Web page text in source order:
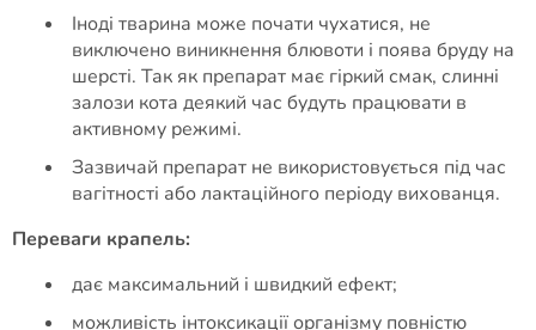
Іноді тварина може почати чухатися, не
виключено виникнення блювоти і поява бруду на
шерсті. Так як препарат має гіркий смак, слинні
залози кота деякий час будуть працювати в
активному режимі.
Зазвичай препарат не використовується під час
вагітності або лактаційного періоду вихованця.
Переваги крапель:
дає максимальний і швидкий ефект;
можливість інтоксикації організму повністю